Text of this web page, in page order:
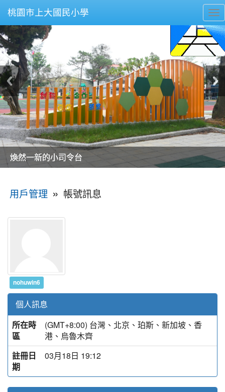
桃園市上大國民小學
美麗的操場是我們活力的來源
美麗的操場是我們活力的來源
煥然一新的小司令台
煥然一新的小司令台
富含桃園埤塘田園風光意象的中廊
富含桃園埤塘田園風光意象的中廊
嶄新的中庭廣場
嶄新的中庭廣場
水生池生生不息
水生池生生不息
用戶管理 » 帳號訊息
nohuwin6
個人訊息
所在時
區
(GMT+8:00) 台灣、北京、珀斯、新加坡、香
港、烏魯木齊
註冊日
期
03月18日 19:12